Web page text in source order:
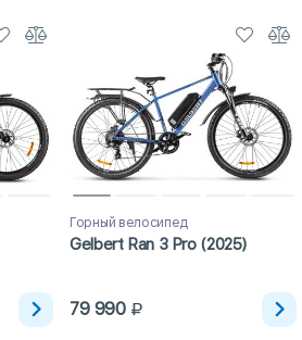
Горный велосипед
Gelbert Ran 3 Pro (2025)
79 990